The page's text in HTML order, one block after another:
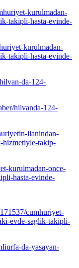
kurulmadan-
takipli-hasta-evinde-
kurulmadan-
takipli-hasta-evinde-
da-124-
hilvanda-124-
ilanindan-
hizmetiyle-takip-
kurulmadan-once-
hasta-evinde-
cumhuriyet-
evde-saglik-takipli-
da-yasayan-